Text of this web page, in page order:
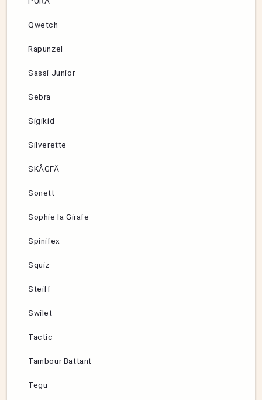
Qwetch
Rapunzel
Sassi Junior
Sebra
Sigikid
Silverette
SKÅGFÄ
Sonett
Sophie la Girafe
Spinifex
Squiz
Steiff
Swilet
Tactic
Tambour Battant
Tegu